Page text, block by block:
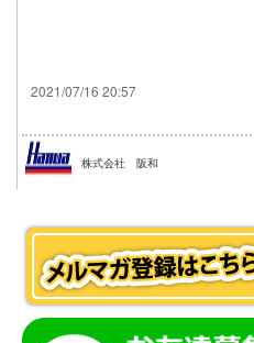
2021/07/16 20:57
株式会社 阪和